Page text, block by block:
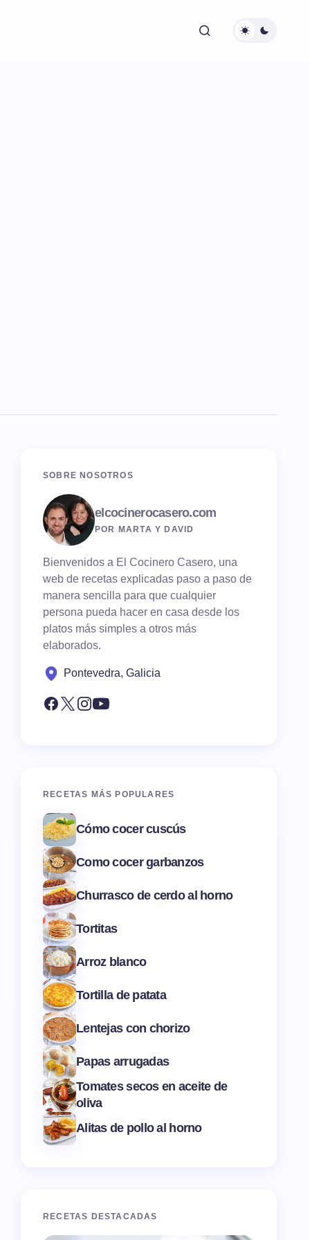
SOBRE NOSOTROS
elcocinerocasero.com
POR MARTA Y DAVID
Bienvenidos a El Cocinero Casero, una
web de recetas explicadas paso a paso de
manera sencilla para que cualquier
persona pueda hacer en casa desde los
platos más simples a otros más
elaborados.
Pontevedra, Galicia
RECETAS MÁS POPULARES
Cómo cocer cuscús
Como cocer garbanzos
Churrasco de cerdo al horno
Tortitas
Arroz blanco
Tortilla de patata
Lentejas con chorizo
Papas arrugadas
Tomates secos en aceite de
oliva
Alitas de pollo al horno
RECETAS DESTACADAS